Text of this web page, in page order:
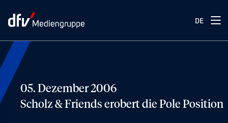
DE
05. Dezember 2006
Scholz & Friends erobert die Pole Position